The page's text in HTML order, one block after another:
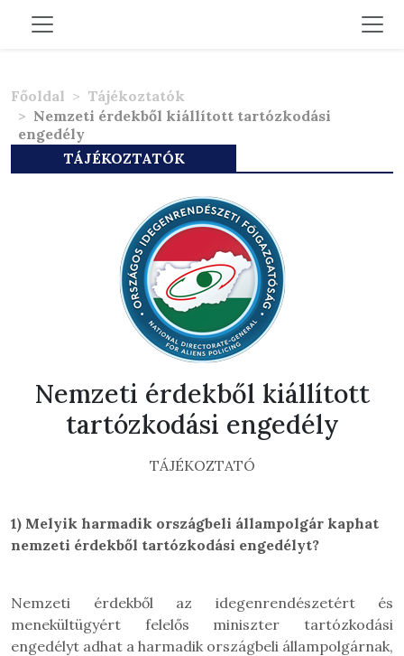
Főoldal
Tájékoztatók
Nemzeti érdekből kiállított tartózkodási
engedély
TÁJÉKOZTATÓK
Nemzeti érdekből kiállított
tartózkodási engedély
TÁJÉKOZTATÓ
1) Melyik harmadik országbeli állampolgár kaphat
nemzeti érdekből tartózkodási engedélyt?
Nemzeti érdekből az idegenrendészetért és
menekültügyért felelős miniszter tartózkodási
engedélyt adhat a harmadik országbeli állampolgárnak,